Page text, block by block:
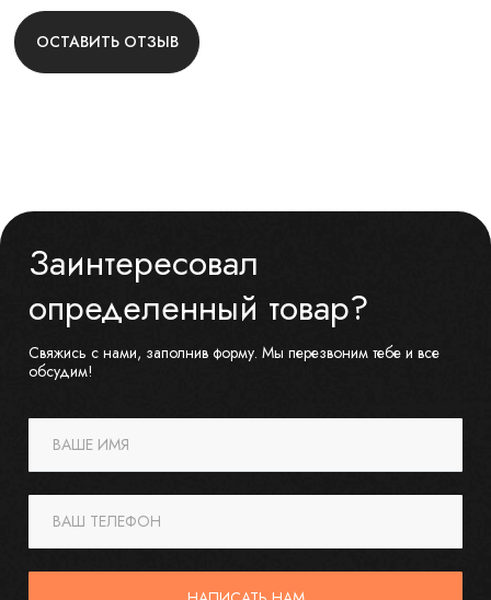
ОСТАВИТЬ ОТЗЫВ
Заинтересовал
определенный товар?
Свяжись с нами, заполнив форму. Мы перезвоним тебе и все
обсудим!
ВАШЕ ИМЯ
ВАШ ТЕЛЕФОН